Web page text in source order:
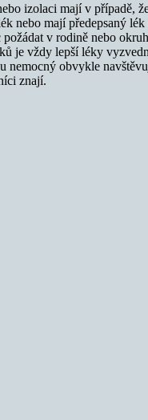
izolaci mají v případě,
nebo mají předepsaný
v rodině nebo
je vždy lepší léky
nemocný obvykle
znají.